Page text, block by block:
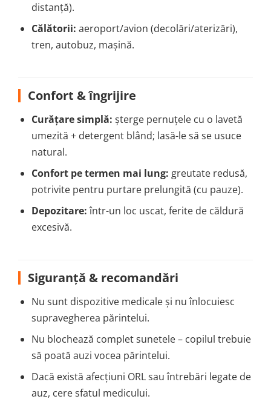
distanță).
Călătorii: aeroport/avion (decolări/aterizări),
tren, autobuz, mașină.
Confort & îngrijire
Curățare simplă: șterge pernuțele cu o lavetă
umezită + detergent blând; lasă-le să se usuce
natural.
Confort pe termen mai lung: greutate redusă,
potrivite pentru purtare prelungită (cu pauze).
Depozitare:într-un loc uscat, ferite de căldură
excesivă.
Siguranță & recomandări
Nu sunt dispozitive medicale și nu înlocuiesc
supravegherea părintelui.
Nu blochează complet sunetele – copilul trebuie
să poată auzi vocea părintelui.
Dacă există afecțiuni ORL sau întrebări legate de
auz, cere sfatul medicului.